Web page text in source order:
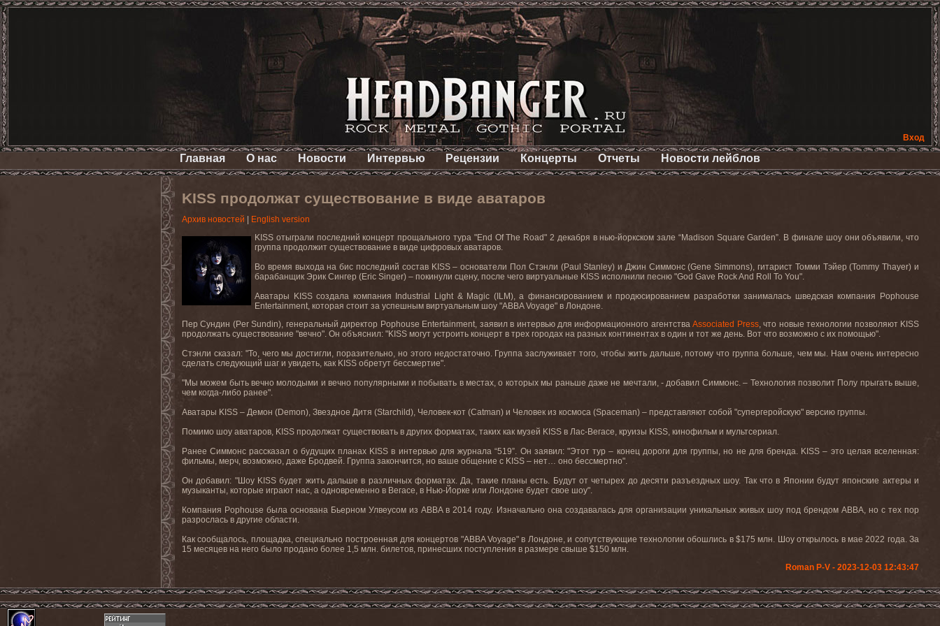
Вход
Главная О нас Новости Интервью Рецензии Концерты Отчеты Новости лейблов
KISS продолжат существование в виде аватаров
Архив новостей
English version
KISS отыграли последний концерт прощального тура "End Of The Road" 2 декабря в нью-йоркском зале “Madison Square Garden”. В финале шоу они объявили, что
группа продолжит существование в виде цифровых аватаров.
Во время выхода на бис последний состав KISS – основатели Пол Стэнли (Paul Stanley) и Джин Симмонс (Gene Simmons), гитарист Томми Тэйер (Tommy Thayer) и
барабанщик Эрик Сингер (Eric Singer) – покинули сцену, после чего виртуальные KISS исполнили песню "God Gave RockAnd Roll To You".
Аватары
KISS создала компания Industrial Light& Magic (ILM), а финансированием и продюсированием разработки занималась шведская компания
Pophouse
Entertainment, которая стоит за успешным виртуальным шоу "ABBA Voyage" в Лондоне.
Пер Сундин (Per Sundin), генеральный директор Pophouse Entertainment, заявил в интервью для информационного агентстваAssociated Press, что новые технологии позволяют KISS
продолжать существование "вечно". Он объяснил: "KISS могут устроить концерт в трех городах на разных континентах в один и тот же день. Вот что возможно с их помощью".
Стэнли сказал: "То, чего мы достигли, поразительно, но этого недостаточно. Группа заслуживает того, чтобы жить дальше, потому что группа больше, чем мы. Нам очень интересно
сделать следующий шаг и увидеть, как KISS обретут бессмертие".
"Мы можем быть вечно молодыми и вечно популярными и побывать в местах, о которых мы раньше даже не мечтали, - добавил Симмонс. – Технология позволит Полу прыгать выше,
чем когда-либо ранее".
Аватары KISS – Демон (Demon), Звездное Дитя (Starchild), Человек-кот (Catman) и Человек из космоса (Spaceman) – представляют собой "супергеройскую" версию группы.
Помимо шоу аватаров, KISS продолжат существовать в других форматах, таких как музей KISS в Лас-Вегасе, круизы KISS, кинофильм и мультсериал.
Ранее Симмонс рассказал о будущих планах KISS в интервью для журнала “519”. Он заявил: "Этот тур – конец дороги для группы, но не для бренда. KISS – это целая вселенная:
фильмы, мерч, возможно, даже Бродвей. Группа закончится, но ваше общение с KISS – нет… оно бессмертно".
Он добавил: "Шоу KISS будет жить дальше в различных форматах. Да, такие планы есть. Будут от четырех до десяти разъездных шоу. Так что в Японии будут японские актеры и
музыканты, которые играют нас, а одновременно в Вегасе, в Нью-Йорке или Лондоне будет свое шоу".
Компания Pophouseбыла основана Бьерном Улвеусом из ABBAв 2014году. Изначально она создавалась для организации уникальных живых шоу под брендом ABBA, но с тех пор
разрослась в другие области.
Как сообщалось, площадка, специально построенная для концертов "ABBA Voyage" в Лондоне, и сопутствующие технологии обошлись в $175 млн. Шоу открылось в мае 2022 года. За
15 месяцев на него было продано более 1,5 млн. билетов, принесших поступления в размере свыше $150 млн.
Roman P-V - 2023-12-03 12:43:47